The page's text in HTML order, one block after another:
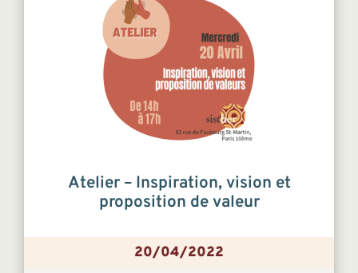
Atelier – Inspiration, vision et
proposition de valeur
20/04/2022